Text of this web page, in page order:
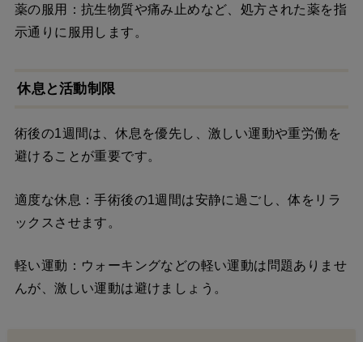
薬の服用：抗生物質や痛み止めなど、処方された薬を指
示通りに服用します。
休息と活動制限
術後の1週間は、休息を優先し、激しい運動や重労働を
避けることが重要です。
適度な休息：手術後の1週間は安静に過ごし、体をリラ
ックスさせます。
軽い運動：ウォーキングなどの軽い運動は問題ありませ
んが、激しい運動は避けましょう。